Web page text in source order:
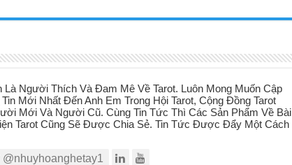
Là Người Thích Và Đam Mê Về Tarot. Luôn Mong Muốn Cập
Mới Nhất Đến Anh Em Trong Hội Tarot, Cộng Đồng Tarot
Mới Và Người Cũ. Cùng Tin Tức Thì Các Sản Phẩm Về Bài
Tarot Cũng Sẽ Được Chia Sẻ. Tin Tức Được Đẩy Một Cách
@nhuyhoanghetay1